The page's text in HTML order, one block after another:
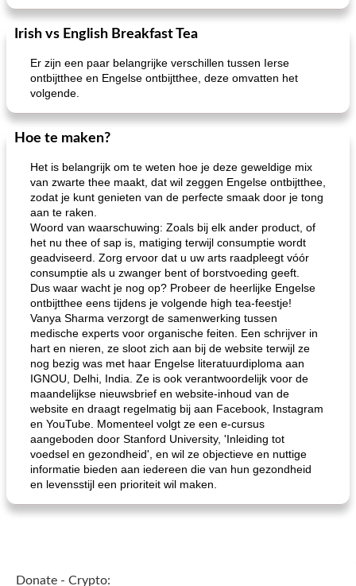
Irish vs English Breakfast Tea
Er zijn een paar belangrijke verschillen tussen Ierse
ontbijtthee en Engelse ontbijtthee, deze omvatten het
volgende.
Hoe te maken?
Het is belangrijk om te weten hoe je deze geweldige mix
van zwarte thee maakt, dat wil zeggen Engelse ontbijtthee,
zodat je kunt genieten van de perfecte smaak door je tong
aan te raken.
Woord van waarschuwing: Zoals bij elk ander product, of
het nu thee of sap is, matiging terwijl consumptie wordt
geadviseerd. Zorg ervoor dat u uw arts raadpleegt vóór
consumptie als u zwanger bent of borstvoeding geeft.
Dus waar wacht je nog op? Probeer de heerlijke Engelse
ontbijtthee eens tijdens je volgende high tea-feestje!
Vanya Sharma verzorgt de samenwerking tussen
medische experts voor organische feiten. Een schrijver in
hart en nieren, ze sloot zich aan bij de website terwijl ze
nog bezig was met haar Engelse literatuurdiploma aan
IGNOU, Delhi, India. Ze is ook verantwoordelijk voor de
maandelijkse nieuwsbrief en website-inhoud van de
website en draagt ​​regelmatig bij aan Facebook, Instagram
en YouTube. Momenteel volgt ze een e-cursus
aangeboden door Stanford University, 'Inleiding tot
voedsel en gezondheid', en wil ze objectieve en nuttige
informatie bieden aan iedereen die van hun gezondheid
en levensstijl een prioriteit wil maken.
Donate - Crypto: